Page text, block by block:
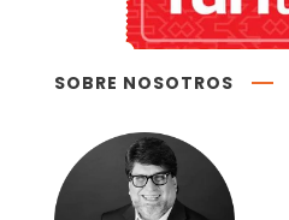
SOBRE NOSOTROS